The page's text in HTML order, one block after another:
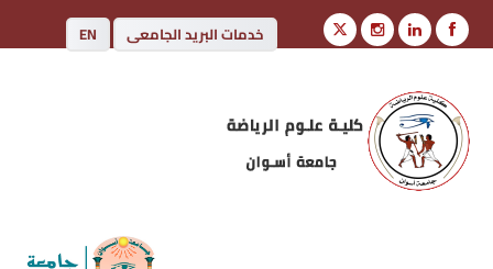
EN خدمات البريد الجامعى
كلية علوم الرياضة